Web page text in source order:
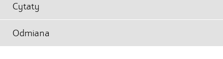
Cytaty
Odmiana